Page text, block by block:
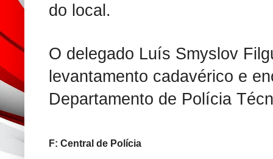
do local.
O delegado Luís Smyslov
levantamento cadavérico e
Departamento de Polícia
F: Central de Polícia